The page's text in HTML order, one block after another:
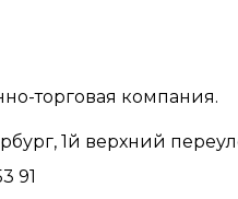
торговая компания.
1й верхний
91